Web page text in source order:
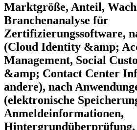
Marktgröße, Anteil,
Branchenanalyse für
Zertifizierungssoftware,
(Cloud Identity &amp;
Management, Social
&amp; Contact Center
andere), nach
(elektronische
Anmeldeinformationen,